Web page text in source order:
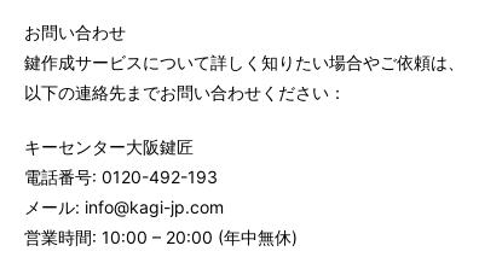
お問い合わせ
鍵作成サービスについて詳しく知りたい場合やご依頼は、
以下の連絡先までお問い合わせください：
キーセンター大阪鍵匠
電話番号: 0120-492-193
メール: info@kagi-jp.com
営業時間: 10:00 – 20:00 (年中無休)